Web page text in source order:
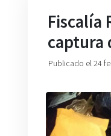
Fiscalía
captura
Publicado el 24